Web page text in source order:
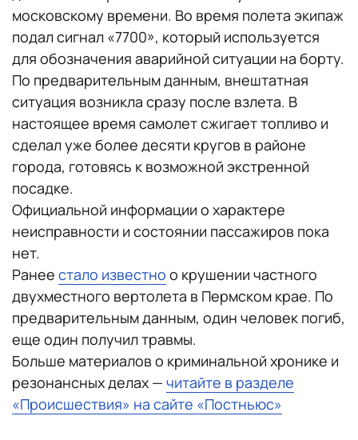
московскому времени. Во время полета экипаж
подал сигнал «7700», который используется
для обозначения аварийной ситуации на борту.
По предварительным данным, внештатная
ситуация возникла сразу после взлета. В
настоящее время самолет сжигает топливо и
сделал уже более десяти кругов в районе
города, готовясь к возможной экстренной
посадке.
Официальной информации о характере
неисправности и состоянии пассажиров пока
нет.
Ранее стало известно о крушении частного
двухместного вертолета в Пермском крае. По
предварительным данным, один человек погиб,
еще один получил травмы.
Больше материалов о криминальной хронике и
резонансных делах — читайте в разделе
«Происшествия» на сайте «Постньюс»